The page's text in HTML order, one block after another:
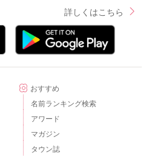
詳しくはこちら
おすすめ
名前ランキング検索
アワード
マガジン
タウン誌